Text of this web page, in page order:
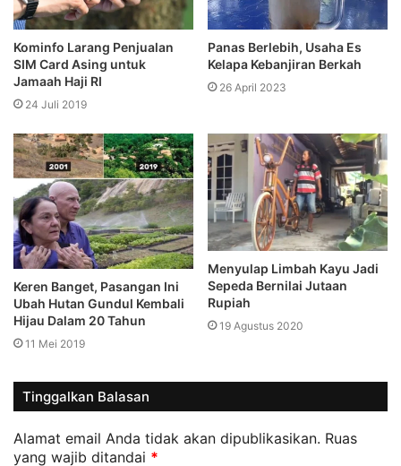
Kominfo Larang Penjualan
SIM Card Asing untuk
Jamaah Haji RI
24 Juli 2019
Panas Berlebih, Usaha Es
Kelapa Kebanjiran Berkah
26 April 2023
Keren Banget, Pasangan Ini
Ubah Hutan Gundul Kembali
Hijau Dalam 20 Tahun
11 Mei 2019
Menyulap Limbah Kayu Jadi
Sepeda Bernilai Jutaan
Rupiah
19 Agustus 2020
Tinggalkan Balasan
Alamat email Anda tidak akan dipublikasikan. Ruas
yang wajib ditandai *